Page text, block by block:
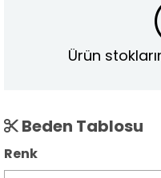
Ürün
Beden Tablosu
Renk